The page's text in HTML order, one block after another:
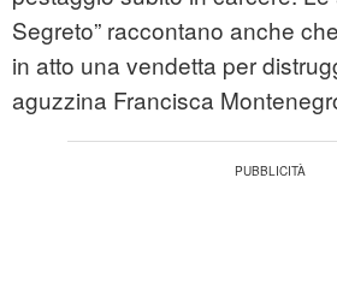
Segreto” raccontano anche
in atto una vendetta per
aguzzina Francisca